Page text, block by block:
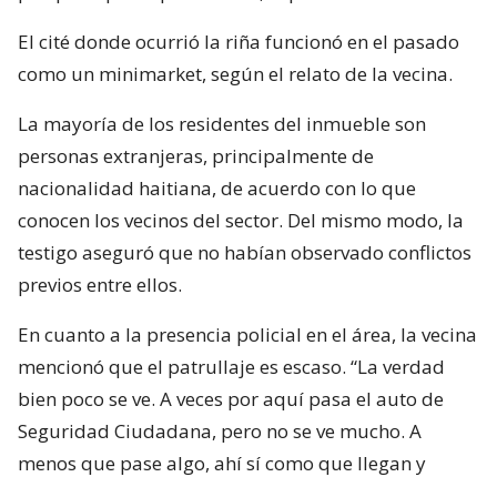
El cité donde ocurrió la riña funcionó en el pasado
como un minimarket, según el relato de la vecina.
La mayoría de los residentes del inmueble son
personas extranjeras, principalmente de
nacionalidad haitiana, de acuerdo con lo que
conocen los vecinos del sector. Del mismo modo, la
testigo aseguró que no habían observado conflictos
previos entre ellos.
En cuanto a la presencia policial en el área, la vecina
mencionó que el patrullaje es escaso. “La verdad
bien poco se ve. A veces por aquí pasa el auto de
Seguridad Ciudadana, pero no se ve mucho. A
menos que pase algo, ahí sí como que llegan y